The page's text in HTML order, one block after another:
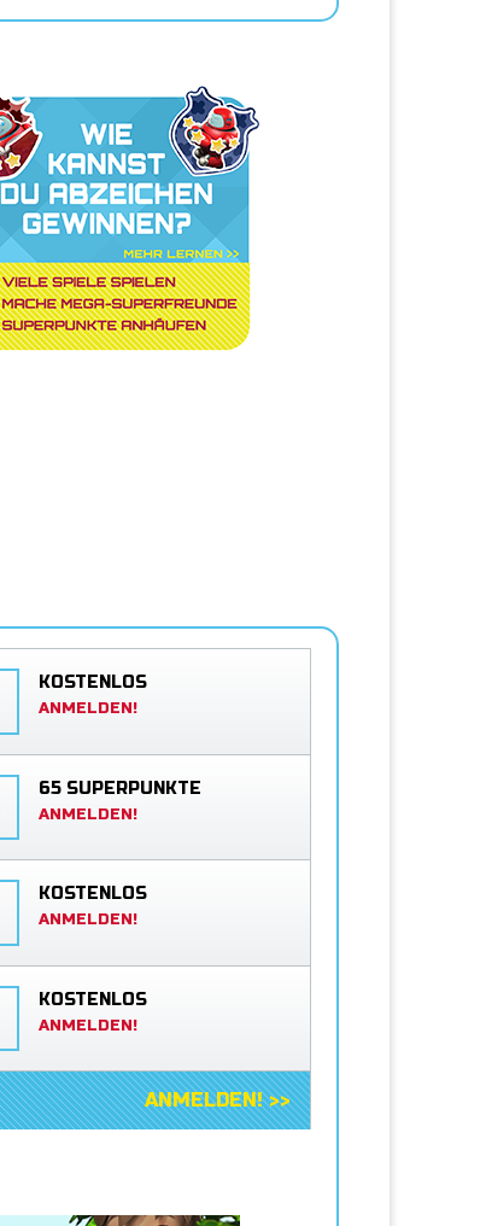
KOSTENLOS
ANMELDEN!
65 SUPERPUNKTE
ANMELDEN!
KOSTENLOS
ANMELDEN!
KOSTENLOS
ANMELDEN!
ANMELDEN! >>